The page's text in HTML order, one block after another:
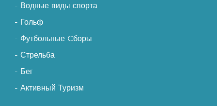
- Водные виды спорта
- Гольф
- Футбольные Cборы
- Стрельба
- Бег
- Активный Туризм